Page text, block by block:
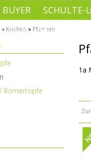
BUYER SCHULTE-
MEHR
» Kochen » Pfannen
1a
Römertöpfe